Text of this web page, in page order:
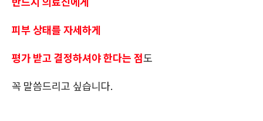
피부 상태를 자세하게
평가 받고 결정하셔야 한다는 점도
꼭 말씀드리고 싶습니다.